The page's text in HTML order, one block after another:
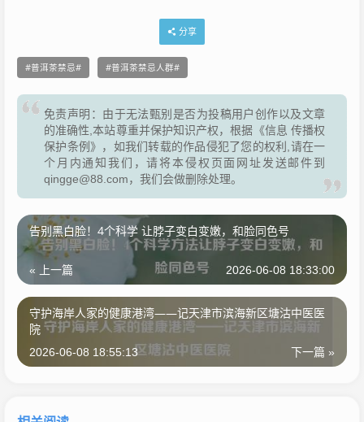
分享
普洱茶禁忌 普洱茶禁忌人群
免责声明：由于无法甄别是否为投稿用户创作以及文章
的准确性,本站尊重并保护知识产权，根据《信息 传播权
保护条例》，如我们转载的作品侵犯了您的权利,请在一
个月内通知我们，请将本侵权页面网址发送邮件到
qingge@88.com，我们会做删除处理。
告别黑白脸！4个科学 让脖子变白变嫩，和脸同色号
« 上一篇 2026-06-08 18:33:00
守护海岸人家的健康港湾——记天津市滨海新区塘沽中医医
院
下一篇 »
2026-06-08 18:55:13